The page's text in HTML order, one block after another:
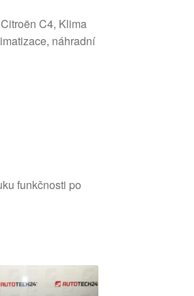
C4, Klima
náhradní
funkčnosti po